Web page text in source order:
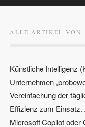
ALLE ARTIKEL VON ‘
Künstliche Intelligenz
Unternehmen
Vereinfachung der
Effizienz zum Einsatz.
Microsoft Copilot oder